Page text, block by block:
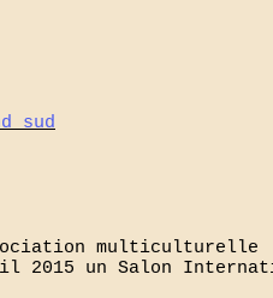
sud
multiculturelle
2015 un Salon